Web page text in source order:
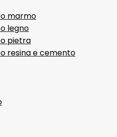
marmo
legno
pietra
resina e cemento